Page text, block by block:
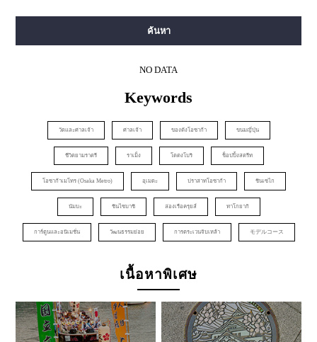
ค้นหา
NO DATA
Keywords
วัดและศาลเจ้า ศาลเจ้า ของดังโอซาก้า ขนมญี่ปุ่น
ชีวิตยามราตรี ราเม็ง โดตงโบริ ช็อปปิ้งสตรีท
โอซาก้าเมโทร (Osaka Metro) อุเมดะ ปราสาทโอซาก้า ชินเซไก
นัมบะ ชินไซบาชิ ล่องเรือครุยส์ ทาโกยากิ
การ์ตูนและอนิเมชั่น วัฒนธรรมย่อย การตระเวนจิบเหล้า モデルコース
เนื้อหาพิเศษ